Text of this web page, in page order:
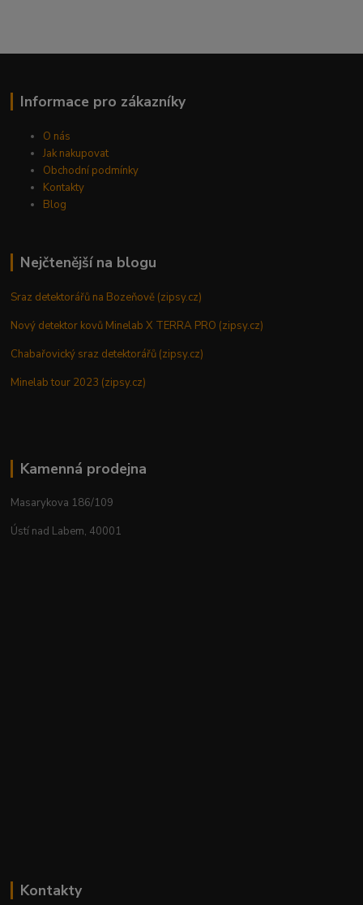
Informace pro zákazníky
O nás
Jak nakupovat
Obchodní podmínky
Kontakty
Blog
Nejčtenější na blogu
Sraz detektorářů na Bozeňově (zipsy.cz)
Nový detektor kovů Minelab X TERRA PRO (zipsy.cz)
Chabařovický sraz detektorářů (zipsy.cz)
Minelab tour 2023 (zipsy.cz)
Kamenná prodejna
Masarykova 186/109
Ústí nad Labem, 40001
Kontakty